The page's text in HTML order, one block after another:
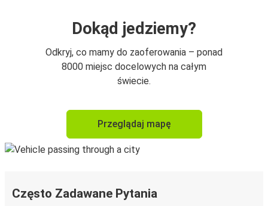
Dokąd jedziemy?
Odkryj, co mamy do zaoferowania – ponad
8000 miejsc docelowych na całym
świecie.
Przeglądaj mapę
Często Zadawane Pytania